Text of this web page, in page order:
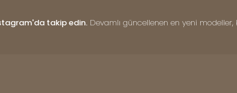
takip edin. Devamlı güncellenen en yeni